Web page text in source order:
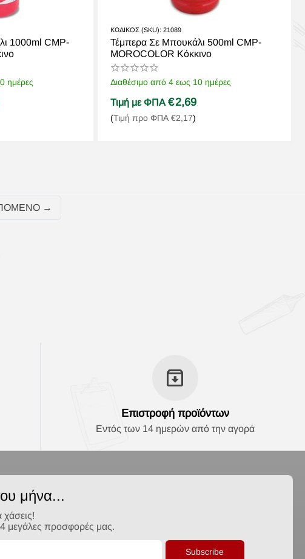
1000ml CMP-
ημέρες
ΚΩΔΙΚΟΣ (SKU): 21089
Τέμπερα Σε Μπουκάλι 500ml CMP-
MOROCOLOR Κόκκινο
Διαθέσιμο από 4 εως 10 ημέρες
Τιμή με ΦΠΑ €2,69
(Τιμή προ ΦΠΑ €2,17)
Επιστροφή προϊόντων
Εντός των 14 ημερών από την αγορά
μήνα...
μεγάλες προσφορές μας.
Subscribe